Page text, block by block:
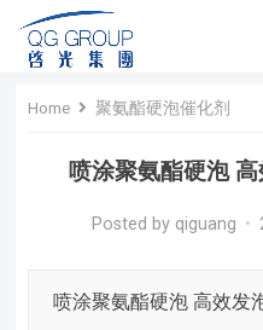
Home 聚氨酯硬泡催化剂
喷涂聚氨酯硬泡
Posted by qiguang •
喷涂聚氨酯硬泡 高效发